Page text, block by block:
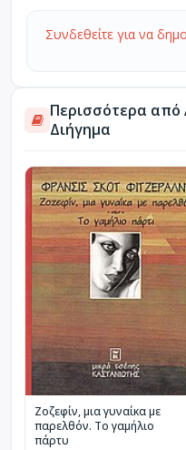
Συνδεθείτε για να
Περισσότερα από
Διήγημα
Ζοζεφίν, μια γυναίκα με
παρελθόν. Το γαμήλιο
πάρτυ